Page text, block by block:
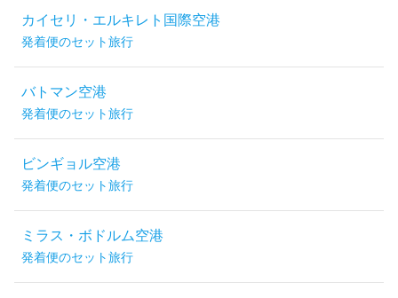
カイセリ・エルキレト国際空港
発着便のセット旅行
バトマン空港
発着便のセット旅行
ビンギョル空港
発着便のセット旅行
ミラス・ボドルム空港
発着便のセット旅行